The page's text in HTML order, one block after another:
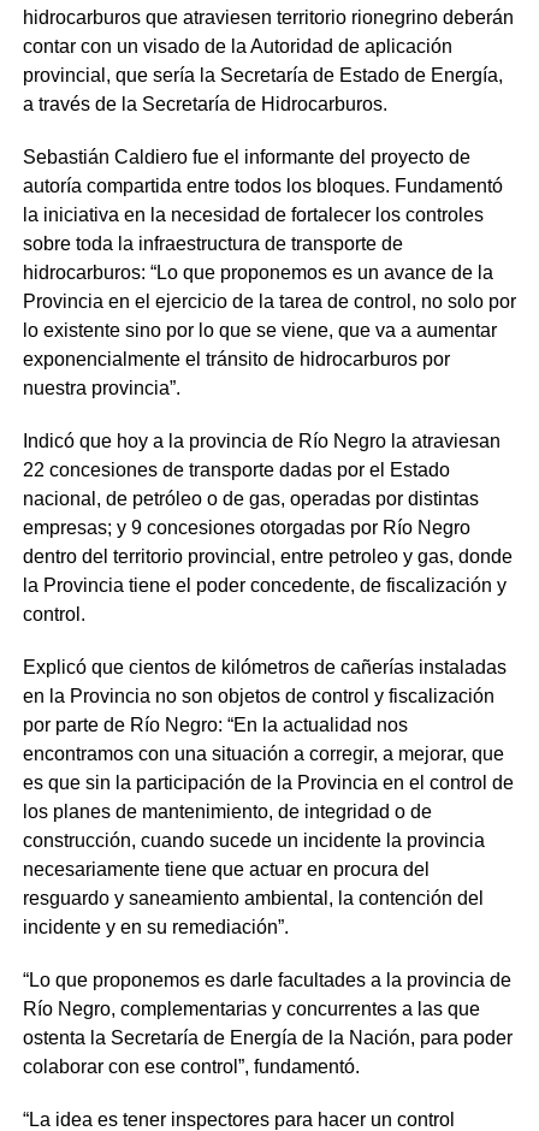
hidrocarburos que atraviesen territorio rionegrino deberán
contar con un visado de la Autoridad de aplicación
provincial, que sería la Secretaría de Estado de Energía,
a través de la Secretaría de Hidrocarburos.
Sebastián Caldiero fue el informante del proyecto de
autoría compartida entre todos los bloques. Fundamentó
la iniciativa en la necesidad de fortalecer los controles
sobre toda la infraestructura de transporte de
hidrocarburos: “Lo que proponemos es un avance de la
Provincia en el ejercicio de la tarea de control, no solo por
lo existente sino por lo que se viene, que va a aumentar
exponencialmente el tránsito de hidrocarburos por
nuestra provincia”.
Indicó que hoy a la provincia de Río Negro la atraviesan
22 concesiones de transporte dadas por el Estado
nacional, de petróleo o de gas, operadas por distintas
empresas; y 9 concesiones otorgadas por Río Negro
dentro del territorio provincial, entre petroleo y gas, donde
la Provincia tiene el poder concedente, de fiscalización y
control.
Explicó que cientos de kilómetros de cañerías instaladas
en la Provincia no son objetos de control y fiscalización
por parte de Río Negro: “En la actualidad nos
encontramos con una situación a corregir, a mejorar, que
es que sin la participación de la Provincia en el control de
los planes de mantenimiento, de integridad o de
construcción, cuando sucede un incidente la provincia
necesariamente tiene que actuar en procura del
resguardo y saneamiento ambiental, la contención del
incidente y en su remediación”.
“Lo que proponemos es darle facultades a la provincia de
Río Negro, complementarias y concurrentes a las que
ostenta la Secretaría de Energía de la Nación, para poder
colaborar con ese control”, fundamentó.
“La idea es tener inspectores para hacer un control